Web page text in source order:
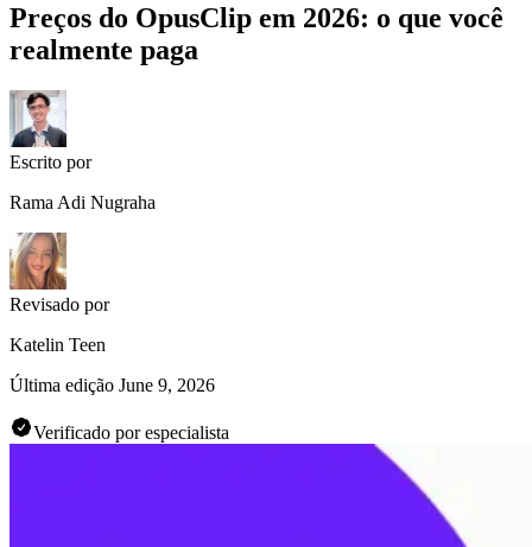
Preços do OpusClip em 2026: o que você
realmente paga
Escrito por
Rama Adi Nugraha
Revisado por
Katelin Teen
Última edição June 9, 2026
Verificado por especialista